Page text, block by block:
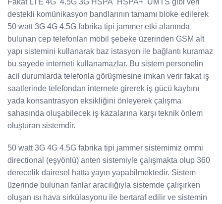
Fakat LTE 4G 4.5G 3G HSPA HSPA+ UMTS gibi veri
destekli komünikasyon bandlarının tamamı bloke edilerek
50 watt 3G 4G 4.5G fabrika tipi jammer etki alanında
bulunan cep telefonları mobil şebeke üzerinden GSM alt
yapı sistemini kullanarak baz istasyon ile bağlantı kuramaz
bu sayede interneti kullanamazlar. Bu sistem personelin
acil durumlarda telefonla görüşmesine imkan verir fakat iş
saatlerinde telefondan internete girerek iş gücü kaybını
yada konsantrasyon eksikliğini önleyerek çalışma
sahasında oluşabilecek iş kazalarına karşı teknik önlem
oluşturan sistemdir.
50 watt 3G 4G 4.5G fabrika tipi jammer sistemimiz ommi
directional (eşyönlü) anten sistemiyle çalışmakta olup 360
derecelik dairesel hatta yayın yapabilmektedir. Sistem
üzerinde bulunan fanlar aracılığıyla sistemde çalışırken
oluşan ısı hava sirkülasyonu ile bertaraf edilir ve sistemin